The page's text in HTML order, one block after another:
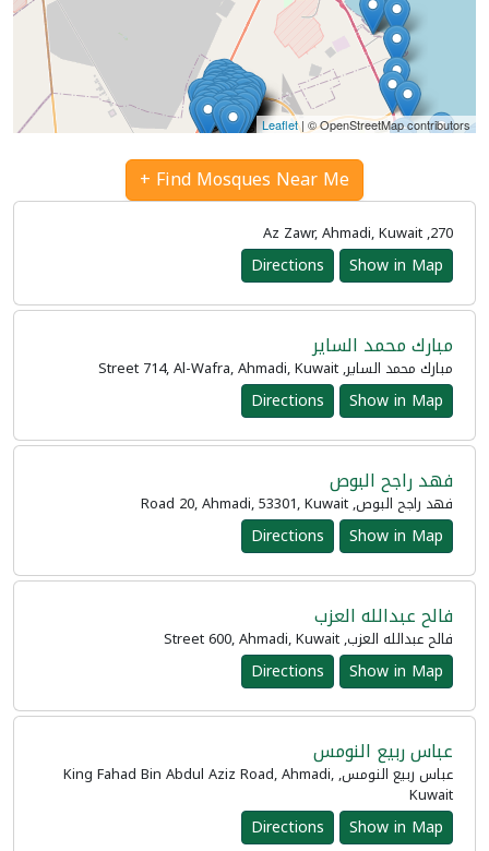
Leaflet| © OpenStreetMap contributors
Find Mosques Near Me +
270, Az Zawr, Ahmadi, Kuwait
Show in Map
Directions
مبارك محمد الساير
مبارك محمد الساير, Street 714, Al-Wafra, Ahmadi, Kuwait
Show in Map
Directions
فهد راجح البوص
فهد راجح البوص, Road 20, Ahmadi, 53301, Kuwait
Show in Map
Directions
فالح عبدالله العزب
فالح عبدالله العزب, Street 600, Ahmadi, Kuwait
Show in Map
Directions
عباس ربيع النومس
عباس ربيع النومس, King Fahad Bin Abdul Aziz Road, Ahmadi,
Kuwait
Show in Map
Directions